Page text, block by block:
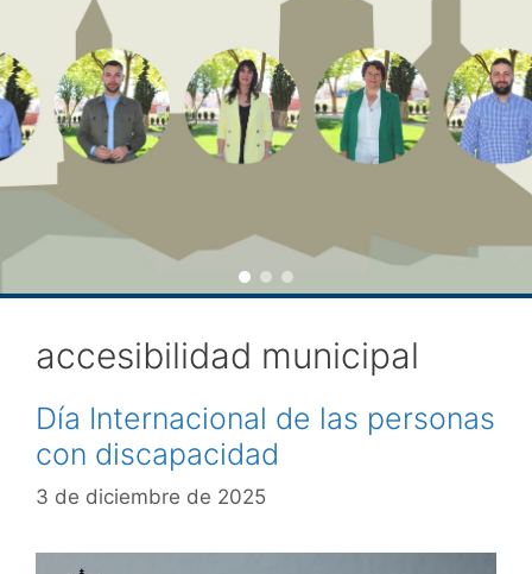
accesibilidad municipal
Día Internacional de las personas
con discapacidad
3 de diciembre de 2025